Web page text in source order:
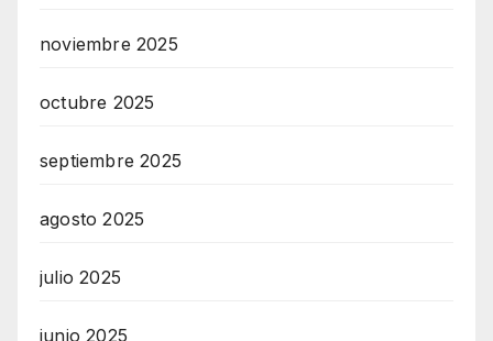
noviembre 2025
octubre 2025
septiembre 2025
agosto 2025
julio 2025
junio 2025